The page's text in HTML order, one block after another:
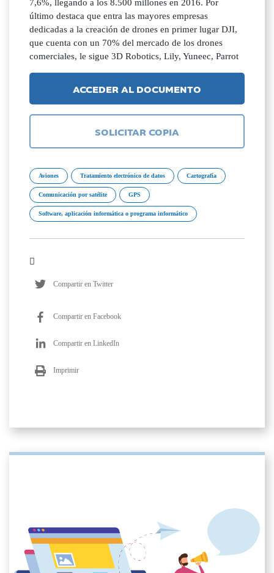
7,6%, llegando a los 8.500 millones en 2016. Por
último destaca que entra las mayores empresas
dedicadas a la creación de drones en primer lugar DJI,
que cuenta con un 70% del mercado de los drones
comerciales, le sigue 3D Robotics, Lily, Yuneec, Parrot
ACCEDER AL DOCUMENTO
SOLICITAR COPIA
Aviones Tratamiento electrónico de datos Cartografía
Comunicación por satélite GPS
Software, aplicación informática o programa informático
Compartir en Twitter
Compartir en Facebook
Compartir en LinkedIn
Imprimir